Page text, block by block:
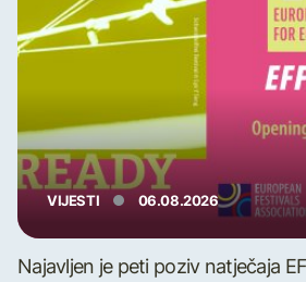
VIJESTI 06.08.2026
Najavljen je peti poziv natječaja